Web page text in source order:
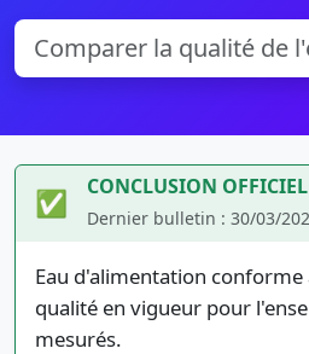
✅ CONCLUSION
Dernier bulletin : 30/03/
Eau d'alimentation conforme
qualité en vigueur pour
mesurés.